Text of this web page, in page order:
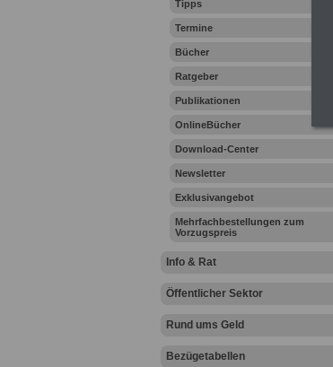
Tipps
Termine
Bücher
Ratgeber
Publikationen
OnlineBücher
Download-Center
Newsletter
Exklusivangebot
Mehrfachbestellungen zum
Vorzugspreis
Info & Rat
Öffentlicher Sektor
Rund ums Geld
Bezügetabellen